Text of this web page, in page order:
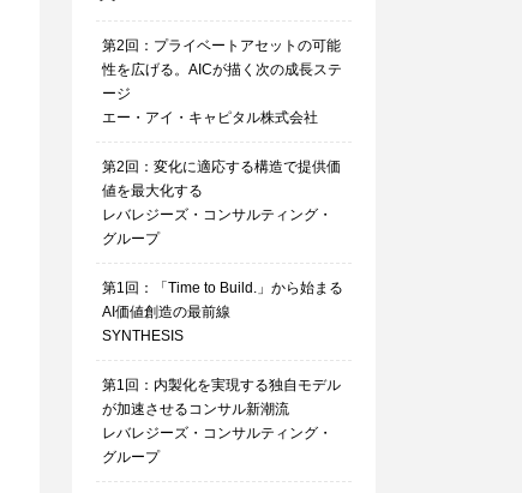
第2回：プライベートアセットの可能
性を広げる。AICが描く次の成長ステ
ージ
エー・アイ・キャピタル株式会社
第2回：変化に適応する構造で提供価
値を最大化する
レバレジーズ・コンサルティング・
グループ
第1回：「Time to Build.」から始まる
AI価値創造の最前線
SYNTHESIS
第1回：内製化を実現する独自モデル
が加速させるコンサル新潮流
レバレジーズ・コンサルティング・
グループ